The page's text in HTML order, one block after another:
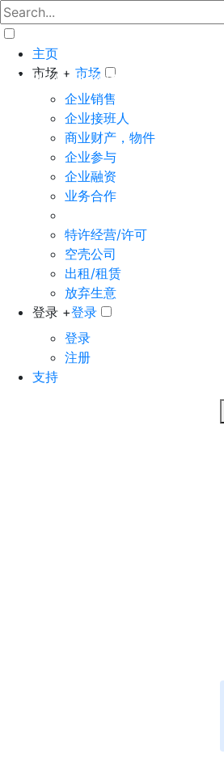
The big marketplace for business
主页
市场 + 市场
企业销售
企业接班人
商业财产，物件
企业参与
企业融资
业务合作
特许经营/许可
空壳公司
出租/租赁
放弃生意
登录 +登录
登录
注册
支持